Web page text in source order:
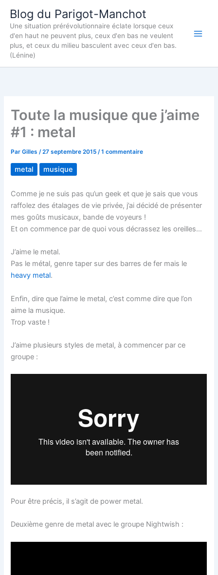
contenu
Blog du Parigot-Manchot
Une situation prérévolutionnaire éclate lorsque ceux
d'en haut ne peuvent plus, ceux d'en bas ne veulent
plus, et ceux du milieu basculent avec ceux d'en bas.
(Lénine)
Toute la musique que j’aime
#1 : metal
ParGilles/27 septembre 2015/1 commentaire
metal musique
Comme je ne suis pas qu’un geek et que je sais que vous
raffolez des étalages de vie privée, j’ai décidé de présenter
mes goûts musicaux, bande de voyeurs !
Et on commence par de quoi vous décrassez les oreilles…
J’aime le metal.
Pas le métal, genre taper sur des barres de fer mais le
heavy metal.
Enfin, dire que l’aime le metal, c’est comme dire que l’on
aime la musique.
Trop vaste !
J’aime plusieurs styles de metal, à commencer par ce
groupe :
Pour être précis, il s’agit de power metal.
Deuxième genre de metal avec le groupe Nightwish :